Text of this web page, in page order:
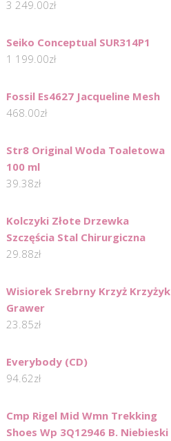
3 249.00zł
Seiko Conceptual SUR314P1
1 199.00zł
Fossil Es4627 Jacqueline Mesh
468.00zł
Str8 Original Woda Toaletowa
100 ml
39.38zł
Kolczyki Złote Drzewka
Szczęścia Stal Chirurgiczna
29.88zł
Wisiorek Srebrny Krzyż Krzyżyk
Grawer
23.85zł
Everybody (CD)
94.62zł
Cmp Rigel Mid Wmn Trekking
Shoes Wp 3Q12946 B. Niebieski